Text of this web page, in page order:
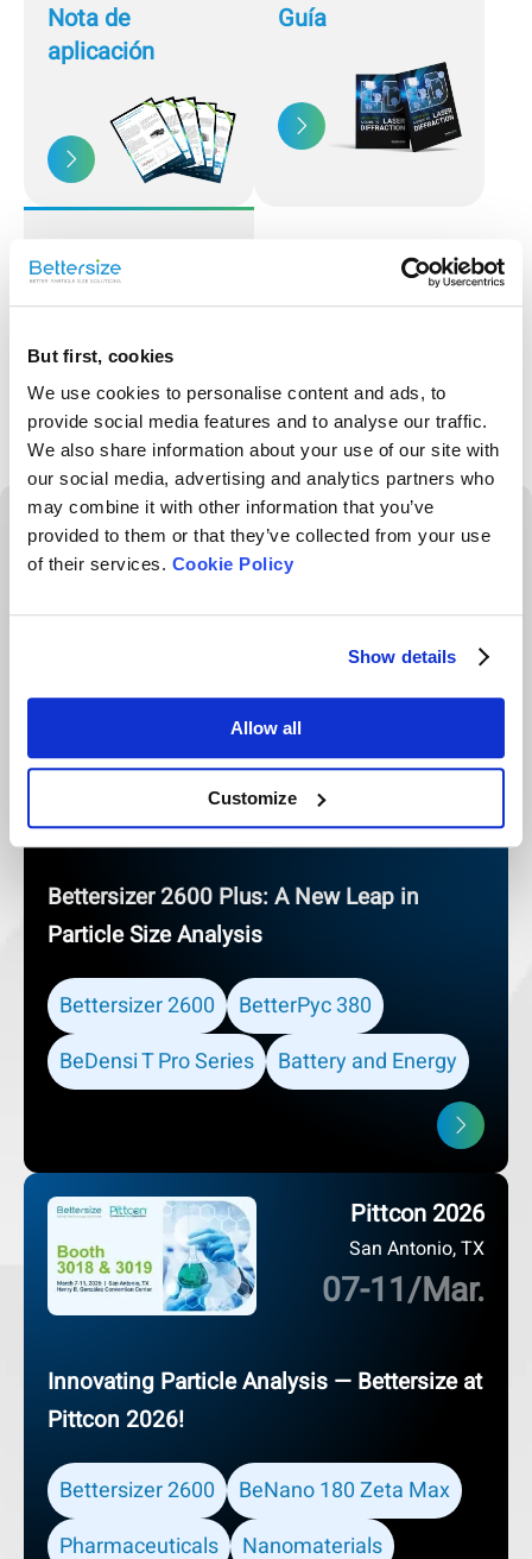
But first, cookies
We use cookies to personalise content and ads, to
provide social media features and to analyse our traffic.
We also share information about your use of our site with
our social media, advertising and analytics partners who
may combine it with other information that you’ve
provided to them or that they’ve collected from your use
of their services. Cookie Policy
Show details
Allow all
Customize
Nota de
aplicación
Guía
Consejos de
laboratorio
Próximamente
Bettersizer 2600 Plus: A New Leap in
Particle Size Analysis
Bettersizer 2600
BetterPyc 380
BeDensi T Pro Series
Battery and Energy
Pittcon 2026
San Antonio, TX
07-11/Mar.
Innovating Particle Analysis — Bettersize at
Pittcon 2026!
Bettersizer 2600
BeNano 180 Zeta Max
Pharmaceuticals
Nanomaterials